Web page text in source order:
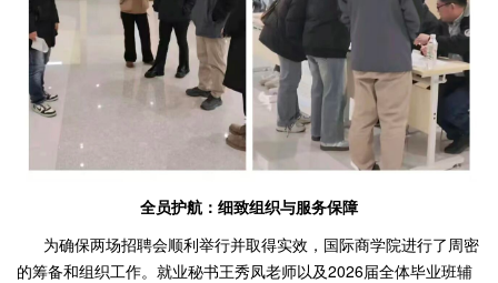
全员护航：细致组织与服务保障
为确保两场招聘会顺利举行并取得实效，国际商学院进行了周密
的筹备和组织工作。就业秘书王秀凤老师以及2026届全体毕业班辅